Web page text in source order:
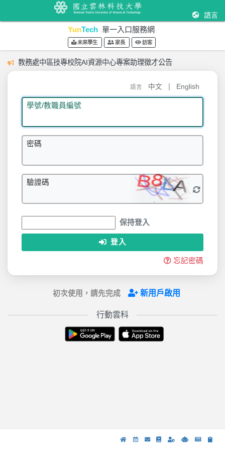
語言
YunTech 單一入口服務網
未來學生 家長 訪客
教務處中區技專校院AI資源中心專案助理徵才公告
語言 中文 English
學號/教職員編號
密碼
驗證碼
保持登入
登入
忘記密碼
初次使用，請先完成 新用戶啟用
行動雲科